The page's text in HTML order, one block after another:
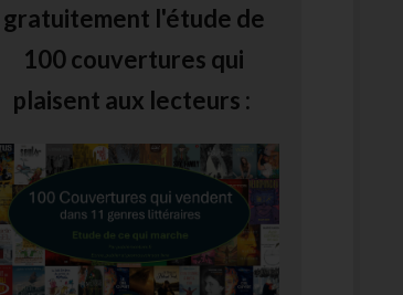
gratuitement l'étude de
100 couvertures qui
plaisent aux lecteurs :